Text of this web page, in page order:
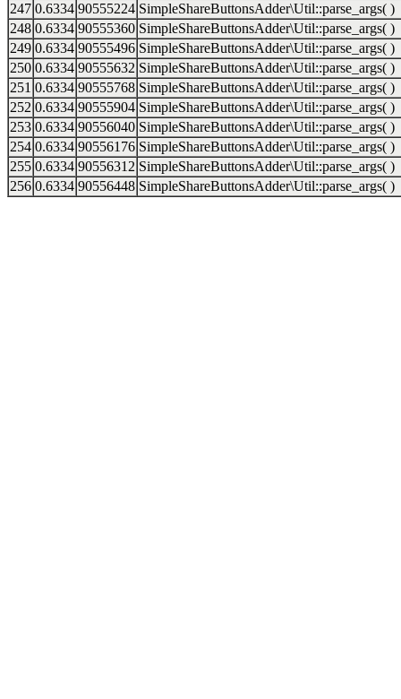
247 0.6334 90555224 SimpleShareButtonsAdder\Util::parse_args( )
248 0.6334 90555360 SimpleShareButtonsAdder\Util::parse_args( )
249 0.6334 90555496 SimpleShareButtonsAdder\Util::parse_args( )
250 0.6334 90555632 SimpleShareButtonsAdder\Util::parse_args( )
251 0.6334 90555768 SimpleShareButtonsAdder\Util::parse_args( )
252 0.6334 90555904 SimpleShareButtonsAdder\Util::parse_args( )
253 0.6334 90556040 SimpleShareButtonsAdder\Util::parse_args( )
254 0.6334 90556176 SimpleShareButtonsAdder\Util::parse_args( )
255 0.6334 90556312 SimpleShareButtonsAdder\Util::parse_args( )
256 0.6334 90556448 SimpleShareButtonsAdder\Util::parse_args( )